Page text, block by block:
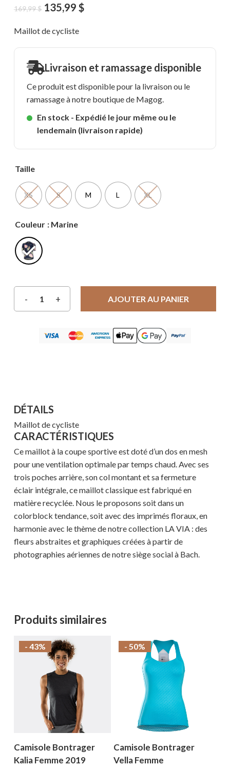
MAGASINER EN LIGNE
169,99$ Le
initial
était :
169,99 $.
135,99 $Le
135,99 $.
Maillot de cycliste
Livraison et ramassage disponible
Ce produit est disponible pour la livraison ou le
ramassage à notre boutique de Magog.
En stock - Expédié le jour même ou le
lendemain (livraison rapide)
Taille
XS S M L XL
Couleur : Marine
AJOUTER AU PANIER
DÉTAILS
Maillot de cycliste
CARACTÉRISTIQUES
Ce maillot à la coupe sportive est doté d’un dos en mesh
pour une ventilation optimale par temps chaud. Avec ses
trois poches arrière, son col montant et sa fermeture
éclair intégrale, ce maillot classique est fabriqué en
matière recyclée. Nous le proposons soit dans un
colorblock tendance, soit avec des imprimés floraux, en
harmonie avec le thème de notre collection LA VIA : des
fleurs abstraites et graphiques créées à partir de
photographies aériennes de notre siège social à Bach.
Produits similaires
- 43%
Camisole Bontrager
Kalia Femme 2019
- 50%
Camisole Bontrager
Vella Femme